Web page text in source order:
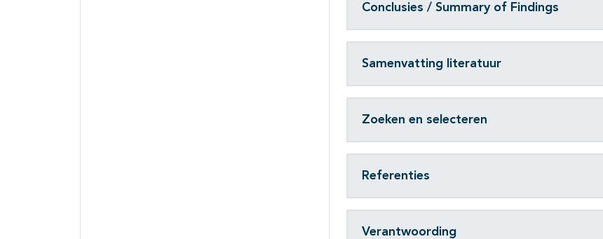
Conclusies / Summary of Findings
Samenvatting literatuur
Zoeken en selecteren
Referenties
Verantwoording